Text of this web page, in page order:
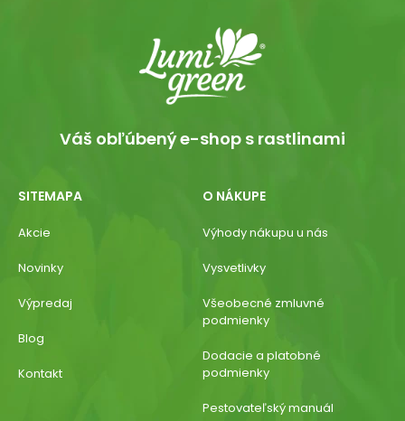
Váš obľúbený e-shop s rastlinami
SITEMAPA
Akcie
Novinky
Výpredaj
Blog
Kontakt
O NÁKUPE
Výhody nákupu u nás
Vysvetlivky
Všeobecné zmluvné
podmienky
Dodacie a platobné
podmienky
Pestovateľský manuál